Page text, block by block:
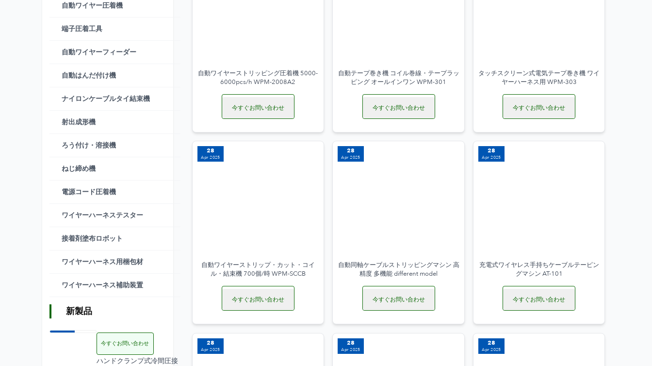
自動ワイヤー圧着機
端子圧着工具
自動ワイヤーフィーダー
自動はんだ付け機
ナイロンケーブルタイ結束機
射出成形機
ろう付け・溶接機
ねじ締め機
電源コード圧着機
ワイヤーハーネステスター
接着剤塗布ロボット
ワイヤーハーネス用梱包材
ワイヤーハーネス補助装置
新製品
23
今すぐお問い合わせ
ハンドクランプ式冷間圧接
自動ワイヤーストリッピング圧着機 5000-
6000pcs/h WPM-2008A2
今すぐお問い合わせ
自動テープ巻き機 コイル巻線・テープラッ
ピング オールインワン WPM-301
今すぐお問い合わせ
タッチスクリーン式電気テープ巻き機 ワイ
ヤーハーネス用 WPM-303
今すぐお問い合わせ
28
Apr 2025
自動ワイヤーストリップ・カット・コイ
ル・結束機 700個/時 WPM-SCCB
今すぐお問い合わせ
28
Apr 2025
自動同軸ケーブルストリッピングマシン 高
精度 多機能 different model
今すぐお問い合わせ
28
Apr 2025
充電式ワイヤレス手持ちケーブルテーピン
グマシン AT-101
今すぐお問い合わせ
28
Apr 2025
28
Apr 2025
28
Apr 2025